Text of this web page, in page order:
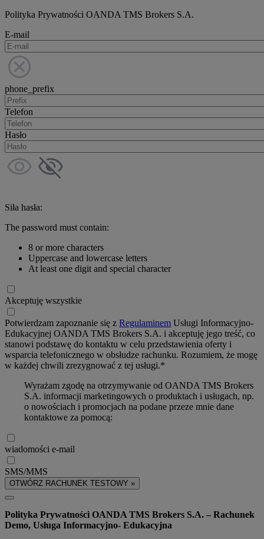
Polityka Prywatności OANDA TMS Brokers S.A.
E-mail
phone_prefix
Telefon
Hasło
Siła hasła:
The password must contain:
8 or more characters
Uppercase and lowercase letters
At least one digit and special character
Akceptuję wszystkie
Potwierdzam zapoznanie się z Regulaminem Usługi Informacyjno-
Edukacyjnej OANDA TMS Brokers S.A. i akceptuję jego treść, co
stanowi podstawę do kontaktu w celu przedstawienia oferty i
wsparcia telefonicznego w obsłudze rachunku. Rozumiem, że mogę
w każdej chwili zrezygnować z tej usługi.*
Wyrażam zgodę na otrzymywanie od OANDA TMS Brokers
S.A. informacji marketingowych o produktach i usługach, np.
o nowościach i promocjach na podane przeze mnie dane
kontaktowe za pomocą:
wiadomości e-mail
SMS/MMS
OTWÓRZ RACHUNEK TESTOWY »
Polityka Prywatności OANDA TMS Brokers S.A. – Rachunek
Demo, Usługa Informacyjno- Edukacyjna